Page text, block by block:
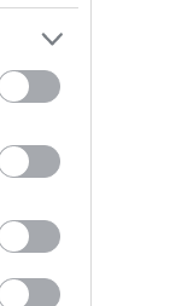
Kedvező